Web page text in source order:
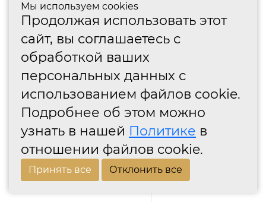
Мы используем cookies
Продолжая использовать этот
сайт, вы соглашаетесь с
обработкой ваших
персональных данных с
использованием файлов cookie.
Подробнее об этом можно
узнать в нашей Политике в
отношении файлов cookie.
Принять все Отклонить все